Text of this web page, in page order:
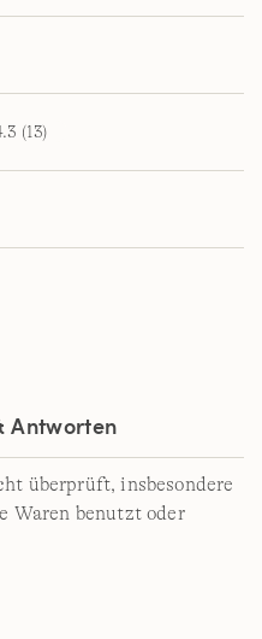
(13)
Antworten
überprüft, insbesondere
Waren benutzt oder